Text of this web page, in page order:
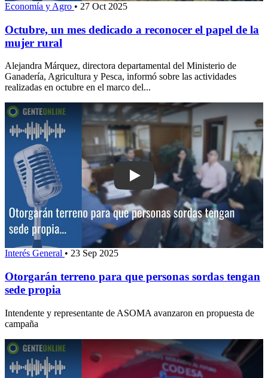
Economía y Agro • 27 Oct 2025
Octubre, un mes dedicado a reconocer el papel de la
mujer rural
Alejandra Márquez, directora departamental del Ministerio de
Ganadería, Agricultura y Pesca, informó sobre las actividades
realizadas en octubre en el marco del...
Play: Otorgarán terreno para que
Interés General • 23 Sep 2025
Otorgarán terreno para que personas sordas tengan
sede propia
Intendente y representante de ASOMA avanzaron en propuesta de
campaña